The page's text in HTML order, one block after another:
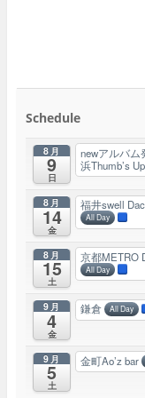
Schedule
8月
9
日
newアルバム
浜Thumb’s Up
8月
14
金
福井swell
All Day
8月
15
土
京都METRO
All Day
9月
4
金
鎌倉 All Day
9月
5
土
金町Ao’z bar